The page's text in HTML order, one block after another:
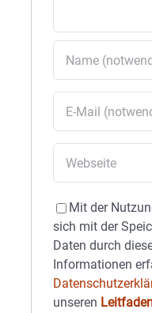
Mit der
sich mit der
Daten durch
Informationen
unseren